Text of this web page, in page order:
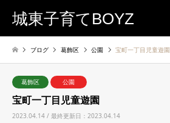
城東子育てBOYZ
ブログ 葛飾区 公園 宝町一丁目児童遊園
葛飾区 公園
宝町一丁目児童遊園
2023.04.14 / 最終更新日：2023.04.14